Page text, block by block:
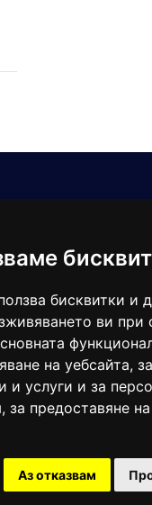
бисквитки и
ви при
на уебсайта,
и услуги и за
, за предоставяне
Аз отказвам
ISSN) под номер: ISSN
47857/11.05.2004